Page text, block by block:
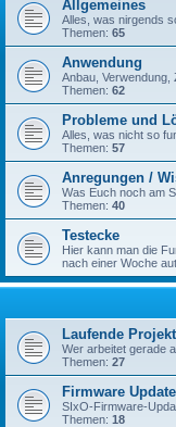
Allgemeines
Alles, was nirgends
Themen: 65
Anwendung
Anbau, Verwendung,
Themen: 62
Probleme und
Alles, was nicht so
Themen: 57
Anregungen /
Was Euch noch am
Themen: 40
Testecke
Hier kann man die
nach einer Woche
Laufende
Wer arbeitet gerade
Themen: 27
Firmware
SIxO-Firmware-
Themen: 18